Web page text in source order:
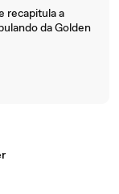
recapitula a
da Golden